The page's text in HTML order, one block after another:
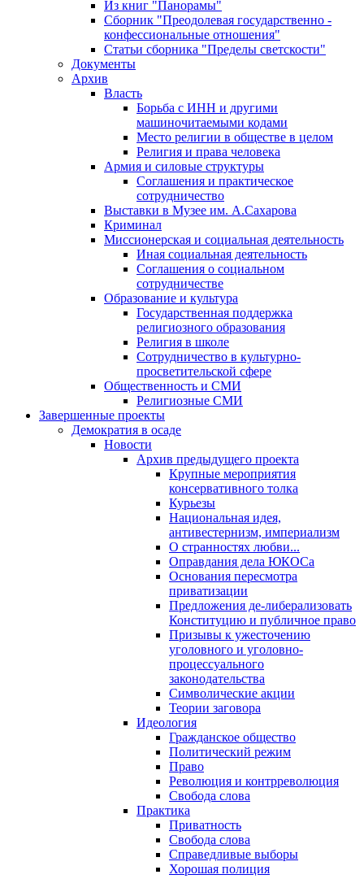
Из книг "Панорамы"
Сборник "Преодолевая государственно -
конфессиональные отношения"
Статьи сборника "Пределы светскости"
Документы
Архив
Власть
Борьба с ИНН и другими
машиночитаемыми кодами
Место религии в обществе в целом
Религия и права человека
Армия и силовые структуры
Соглашения и практическое
сотрудничество
Выставки в Музее им. А.Сахарова
Криминал
Миссионерская и социальная деятельность
Иная социальная деятельность
Соглашения о социальном
сотрудничестве
Образование и культура
Государственная поддержка
религиозного образования
Религия в школе
Сотрудничество в культурно-
просветительской сфере
Общественность и СМИ
Религиозные СМИ
Завершенные проекты
Демократия в осаде
Новости
Архив предыдущего проекта
Крупные мероприятия
консервативного толка
Курьезы
Национальная идея,
антивестернизм, империализм
О странностях любви...
Оправдания дела ЮКОСа
Основания пересмотра
приватизации
Предложения де-либерализовать
Конституцию и публичное право
Призывы к ужесточению
уголовного и уголовно-
процессуального
законодательства
Символические акции
Теории заговора
Идеология
Гражданское общество
Политический режим
Право
Революция и контрреволюция
Свобода слова
Практика
Приватность
Свобода слова
Справедливые выборы
Хорошая полиция